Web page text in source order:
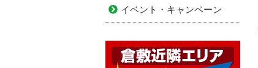
イベント・キャンペーン